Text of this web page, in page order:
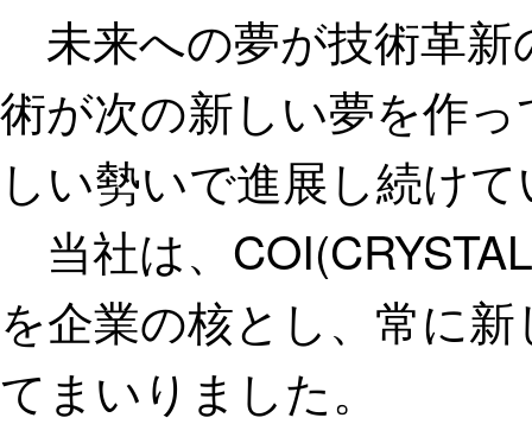
未来への夢が技術革
術が次の新しい夢を作
しい勢いで進展し続け
当社は、
を企業の核とし、常に
てまいりました。